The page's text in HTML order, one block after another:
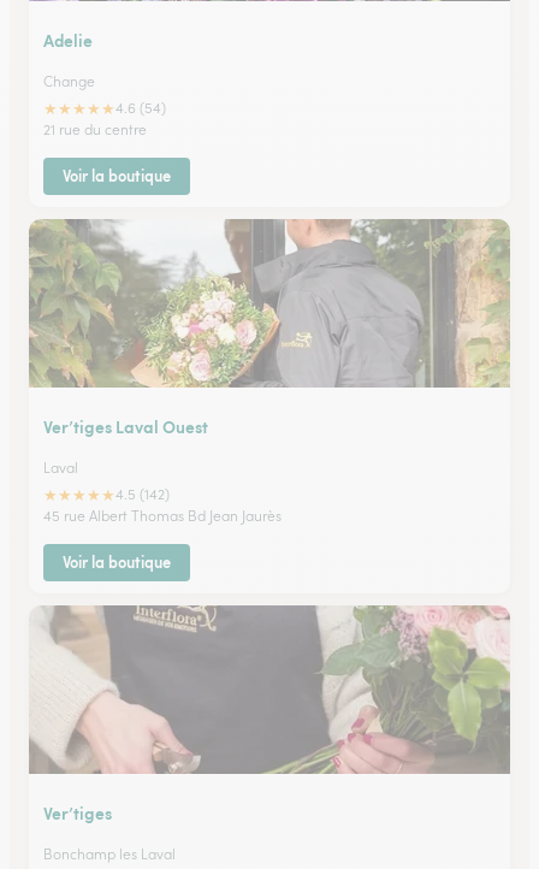
Adelie
Change
★★★★★4.6 (54)
21 rue du centre
Voir la boutique
Ver’tiges Laval Ouest
Laval
★★★★★4.5 (142)
45 rue Albert Thomas Bd Jean Jaurès
Voir la boutique
Ver’tiges
Bonchamp les Laval